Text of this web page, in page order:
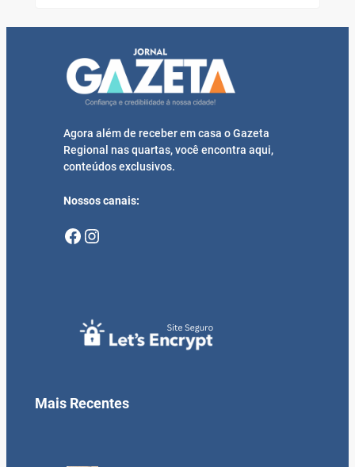
Agora além de receber em casa o Gazeta
Regional nas quartas, você encontra aqui,
conteúdos exclusivos.
Nossos canais:
Facebook Instagram
Mais Recentes